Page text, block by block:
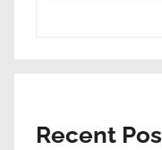
Recent